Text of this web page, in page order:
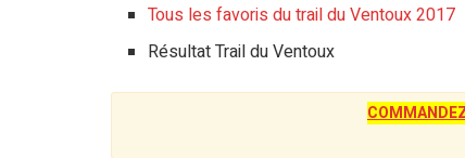
Tous les favoris du trail du Ventoux 2017
Résultat Trail du Ventoux